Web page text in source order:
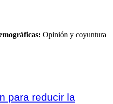
Opinión y coyuntura
para reducir la